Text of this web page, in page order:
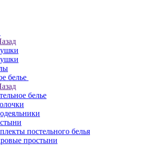
белье
белье
постельного белья
простыни